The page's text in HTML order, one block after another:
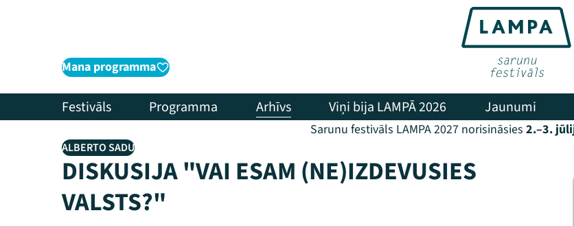
Mana programma
Festivāls Programma Arhīvs Viņi bija LAMPĀ 2026 Jaunumi
Sarunu festivāls LAMPA 2027 norisināsies 2.–3.
ALBERTO SADU
DISKUSIJA "VAI ESAM (NE)IZDEVUSIES
VALSTS?"